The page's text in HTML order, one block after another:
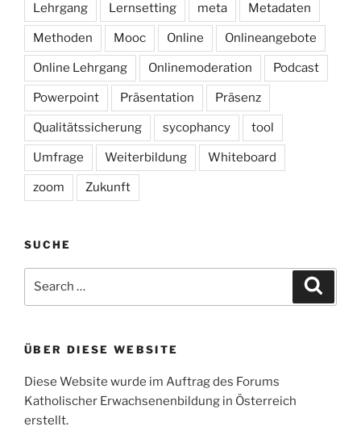
Lehrgang Lernsetting meta Metadaten
Methoden Mooc Online Onlineangebote
Online Lehrgang Onlinemoderation Podcast
Powerpoint Präsentation Präsenz
Qualitätssicherung sycophancy tool
Umfrage Weiterbildung Whiteboard
zoom Zukunft
SUCHE
ÜBER DIESE WEBSITE
Diese Website wurde im Auftrag des Forums
Katholischer Erwachsenenbildung in Österreich
erstellt.